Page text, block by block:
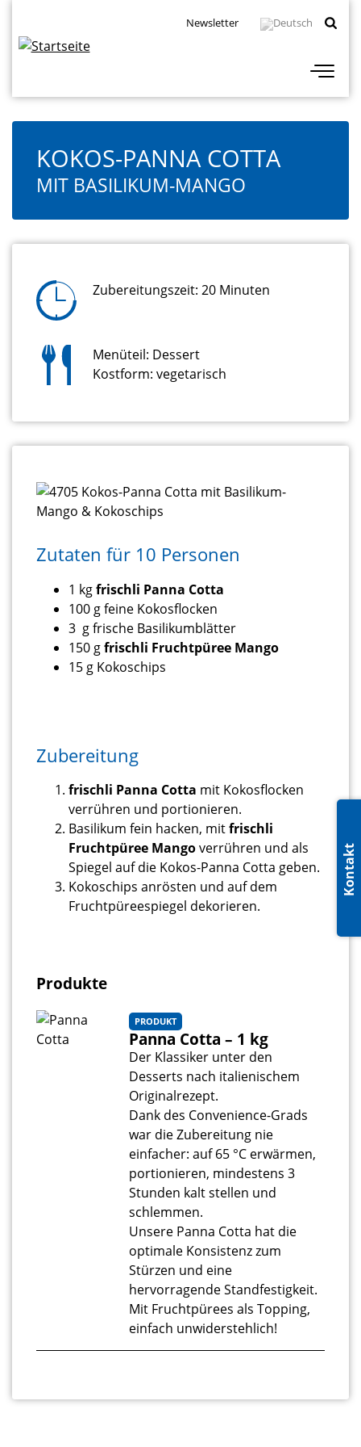
Inhalt
Navigation
Newsletter
KOKOS-PANNA COTTA
MIT BASILIKUM-MANGO
Zubereitungszeit: 20 Minuten
Menüteil: Dessert
Kostform: vegetarisch
Zutaten für 10 Personen
1 kgfrischli Panna Cotta
100 g feine Kokosflocken
3 g frische Basilikumblätter
150 gfrischli Fruchtpüree Mango
15 g Kokoschips
Zubereitung
frischli Panna Cotta mit Kokosflocken
verrühren und portionieren.
Basilikum fein hacken, mitfrischli
Fruchtpüree Mangoverrühren und als
Spiegel auf die Kokos-Panna Cotta geben.
Kokoschips anrösten und auf dem
Fruchtpüreespiegel dekorieren.
Produkte
PRODUKT
Panna Cotta – 1 kg
Der Klassiker unter den
Desserts nach italienischem
Originalrezept.
Dank des Convenience-Grads
war die Zubereitung nie
einfacher: auf 65 °C erwärmen,
portionieren, mindestens 3
Stunden kalt stellen und
schlemmen.
Unsere Panna Cotta hat die
optimale Konsistenz zum
Stürzen und eine
hervorragende Standfestigkeit.
Mit Fruchtpürees als Topping,
einfach unwiderstehlich!
Kontakt